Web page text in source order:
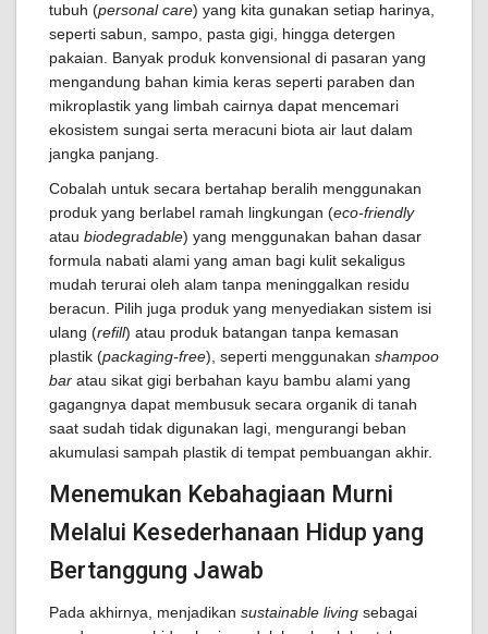
tubuh (personal care) yang kita gunakan setiap harinya,
seperti sabun, sampo, pasta gigi, hingga detergen
pakaian. Banyak produk konvensional di pasaran yang
mengandung bahan kimia keras seperti paraben dan
mikroplastik yang limbah cairnya dapat mencemari
ekosistem sungai serta meracuni biota air laut dalam
jangka panjang.
Cobalah untuk secara bertahap beralih menggunakan
produk yang berlabel ramah lingkungan (eco-friendly
atau biodegradable) yang menggunakan bahan dasar
formula nabati alami yang aman bagi kulit sekaligus
mudah terurai oleh alam tanpa meninggalkan residu
beracun. Pilih juga produk yang menyediakan sistem isi
ulang (refill) atau produk batangan tanpa kemasan
plastik (packaging-free), seperti menggunakan shampoo
bar atau sikat gigi berbahan kayu bambu alami yang
gagangnya dapat membusuk secara organik di tanah
saat sudah tidak digunakan lagi, mengurangi beban
akumulasi sampah plastik di tempat pembuangan akhir.
Menemukan Kebahagiaan Murni
Melalui Kesederhanaan Hidup yang
Bertanggung Jawab
Pada akhirnya, menjadikan sustainable living sebagai